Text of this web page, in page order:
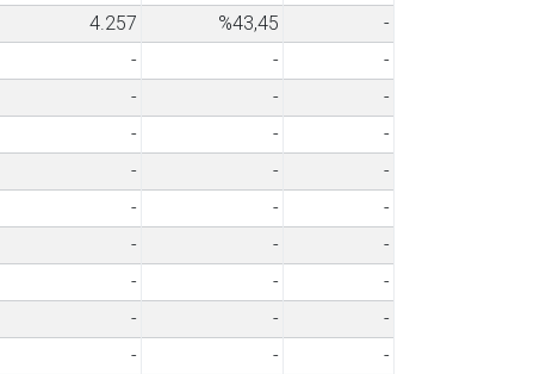
4.257 %43,45
-
- -
-
- -
-
- -
-
- -
-
- -
-
- -
-
- -
-
- -
-
- -
-